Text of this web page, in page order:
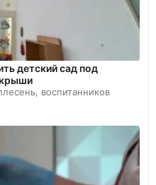
детский сад под
воспитанников